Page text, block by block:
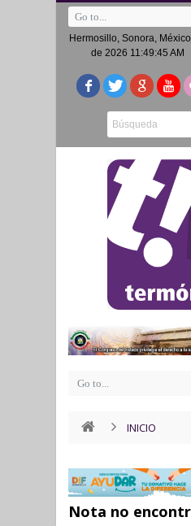
Hermosillo, Sonora,
de 2026 11:49:45 AM
INICIO
Nota no